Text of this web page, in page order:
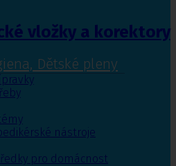
vložky a korektory
Dětské pleny
nástroje
pro domácnost